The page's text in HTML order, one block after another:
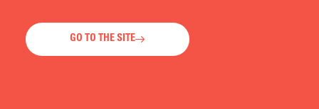
GO TO THE SITE